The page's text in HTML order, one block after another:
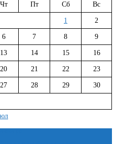
Чт Пт Сб Вс
1 2
6 7 8 9
13 14 15 16
20 21 22 23
27 28 29 30